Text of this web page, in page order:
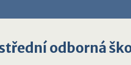
odborná